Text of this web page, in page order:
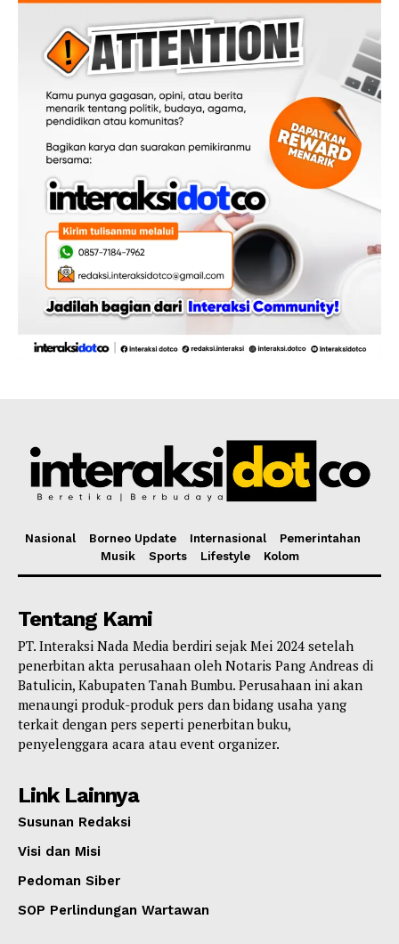
Nasional Borneo Update Internasional
Pemerintahan
Musik
Sports Lifestyle Kolom
Tentang Kami
PT. Interaksi Nada Media berdiri sejak Mei 2024 setelah
penerbitan akta perusahaan oleh Notaris Pang Andreas di
Batulicin, Kabupaten Tanah Bumbu. Perusahaan ini akan
menaungi produk-produk pers dan bidang usaha yang
terkait dengan pers seperti penerbitan buku,
penyelenggara acara atau event organizer.
Link Lainnya
Susunan Redaksi
Visi dan Misi
Pedoman Siber
SOP Perlindungan Wartawan